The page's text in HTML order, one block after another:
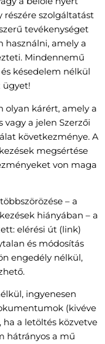
szolgáltatást
tevékenységet
használni, amely a
Mindennemű
késedelem nélkül
ügyet!
olyan kárért, amely a
a jelen Szerzői
következménye. A
megsértése
von maga
– a
hiányában – a
elérési út (link)
és módosítás
engedély nélkül,
ingyenesen
(kivéve
a letöltés közvetve
hátrányos a mű